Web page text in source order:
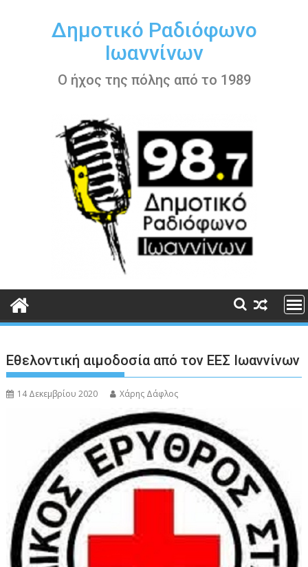
περιεχόμενοΔημοτικό Ραδιόφωνο
Ιωαννίνων
Ο ήχος της πόλης από το 1989
Εθελοντική αιμοδοσία από τον ΕΕΣ Ιωαννίνων
14 Δεκεμβρίου 2020 Χάρης Δάφλος